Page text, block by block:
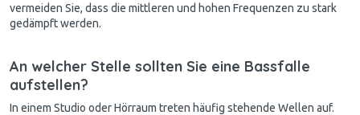
vermeiden Sie, dass die mittleren und hohen Frequenzen zu stark
gedämpft werden.
An welcher Stelle sollten Sie eine Bassfalle
aufstellen?
In einem Studio oder Hörraum treten häufig stehende Wellen auf.